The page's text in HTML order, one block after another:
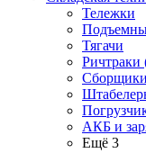
Тележки
Тягачи
Ричтраки
Сборщики
АКБ и
Ещё 3